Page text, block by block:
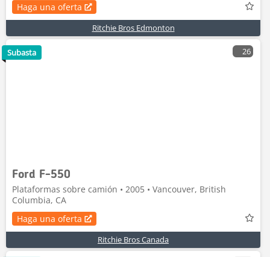
Haga una oferta
Ritchie Bros Edmonton
26
Ford F-550
Plataformas sobre camión • 2005 • Vancouver, British
Columbia, CA
Haga una oferta
Ritchie Bros Canada
Subasta